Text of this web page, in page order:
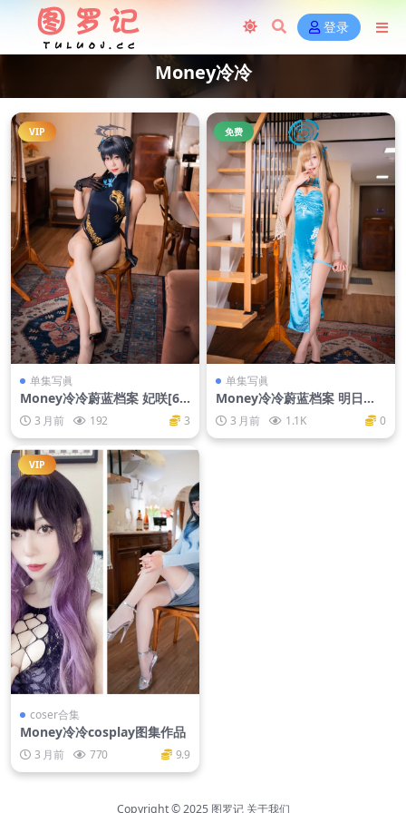
登录
Money冷冷
VIP
单集写眞
Money冷冷蔚蓝档案 妃咲[63
P-782M]
3 月前 192 3
免费
单集写眞
Money冷冷蔚蓝档案 明日奈
旗袍[74P2V-4.8G]
3 月前 1.1K 0
VIP
coser合集
Money冷冷cosplay图集作品
3 月前 770 9.9
Copyright © 2025 图罗记 关于我们